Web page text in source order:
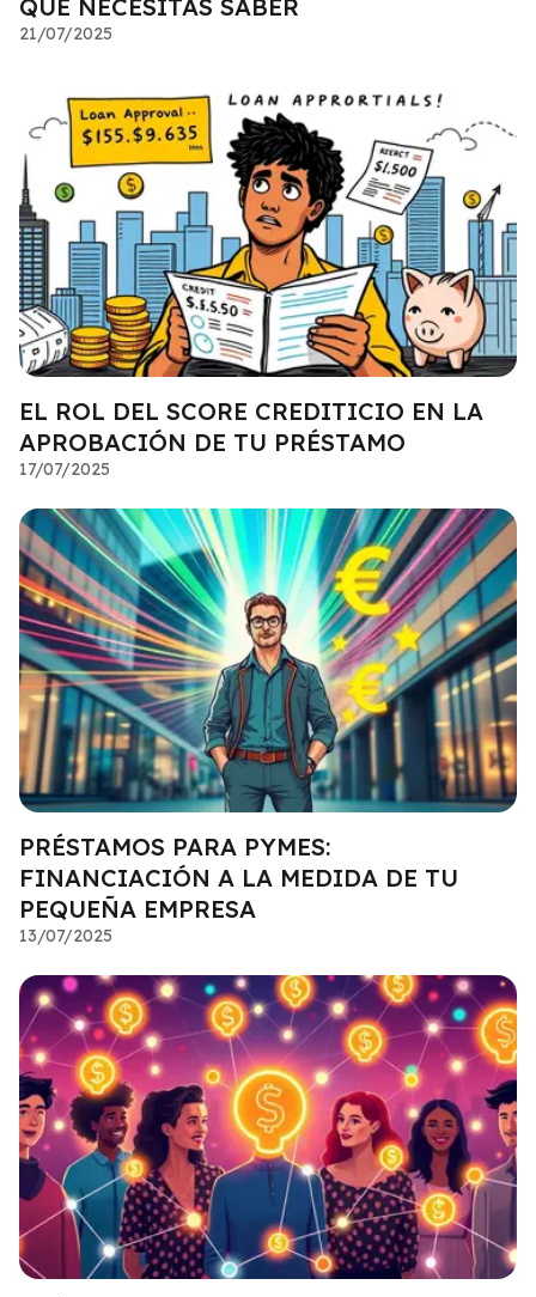
QUE NECESITAS SABER
21/07/2025
EL ROL DEL SCORE CREDITICIO EN LA
APROBACIÓN DE TU PRÉSTAMO
17/07/2025
PRÉSTAMOS PARA PYMES:
FINANCIACIÓN A LA MEDIDA DE TU
PEQUEÑA EMPRESA
13/07/2025